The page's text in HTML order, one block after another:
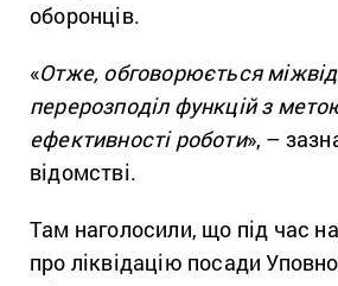
оборонців.
«Отже, обговорюється
перерозподіл функцій з
ефективності роботи», –
відомстві.
Там наголосили, що під час
про ліквідацію посади